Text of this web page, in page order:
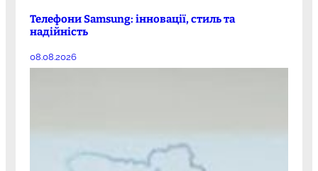
Телефони Samsung: інновації, стиль та
надійність
08.08.2026